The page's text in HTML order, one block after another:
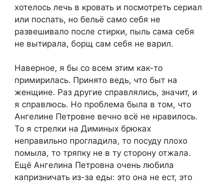
хотелось лечь в кровать и посмотреть сериал
или поспать, но бельё само себя не
развешивало после стирки, пыль сама себя
не вытирала, борщ сам себя не варил.
Наверное, я бы со всем этим как-то
примирилась. Принято ведь, что быт на
женщине. Раз другие справлялись, значит, и
я справлюсь. Но проблема была в том, что
Ангелине Петровне вечно всё не нравилось.
То я стрелки на Диминых брюках
неправильно прогладила, то посуду плохо
помыла, то тряпку не в ту сторону отжала.
Ещё Ангелина Петровна очень любила
капризничать из-за еды: это она не ест, это